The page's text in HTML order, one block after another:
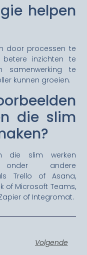
helpen
door processen te
betere inzichten te
samenwerking te
kunnen groeien.
die slim
die slim werken
andere
Trello of Asana,
of Microsoft Teams,
of Integromat.
Volgende